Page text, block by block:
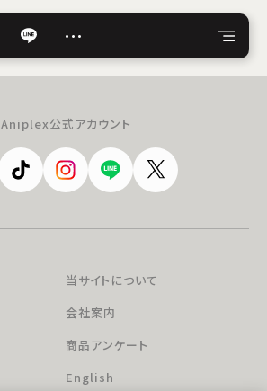
…
Aniplex公式アカウント
当サイトについて
会社案内
商品アンケート
English